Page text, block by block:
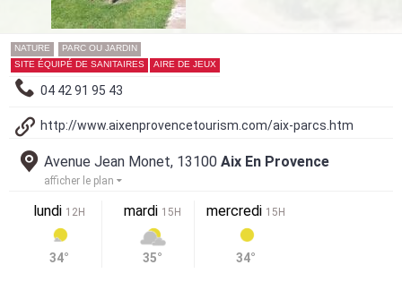
NATURE
PARC OU JARDIN
SITE ÉQUIPÉ DE SANITAIRES
AIRE DE JEUX
04 42 91 95 43
http://www.aixenprovencetourism.com/aix-parcs.htm
Avenue Jean Monet, 13100 Aix En Provence
afficher le plan
lundi 12H
34°
mardi 15H
35°
mercredi 15H
34°